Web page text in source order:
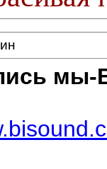
мы-